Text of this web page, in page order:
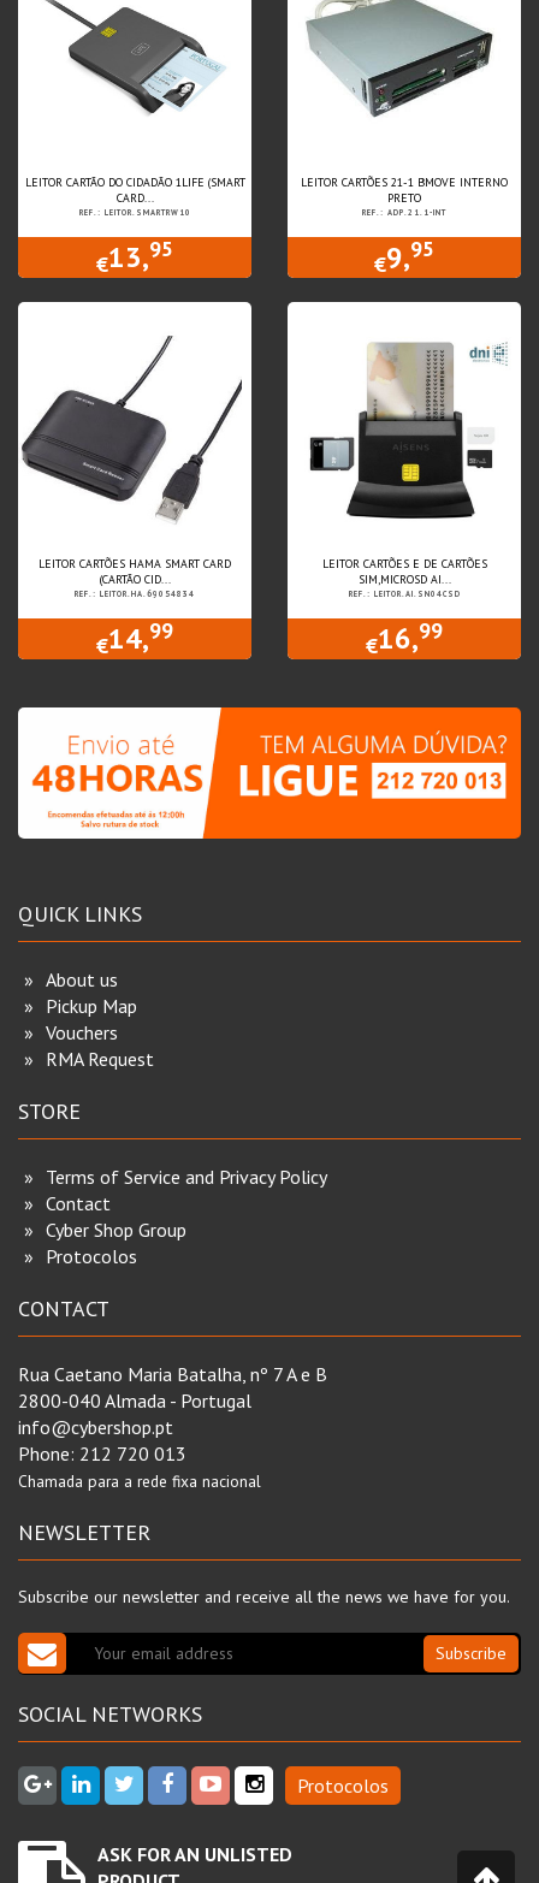
LEITOR CARTÃO DO CIDADÃO 1LIFE (SMART
CARD...
REF.: LEITOR.SMARTRW10
€13,95
LEITOR CARTÕES 21-1 BMOVE INTERNO
PRETO
REF.: ADP.21.1-INT
€9,95
LEITOR CARTÕES HAMA SMART CARD
(CARTÃO CID...
REF.: LEITOR.HA.69054834
€14,99
LEITOR CARTÕES E DE CARTÕES
SIM,MICROSD AI...
REF.: LEITOR.AI.SN04CSD
€16,99
QUICK LINKS
About us
Pickup Map
Vouchers
RMA Request
STORE
Terms of Service and Privacy Policy
Contact
Cyber Shop Group
Protocolos
CONTACT
Rua Caetano Maria Batalha, nº 7 A e B
2800-040 Almada - Portugal
info@cybershop.pt
Phone: 212 720 013
Chamada para a rede fixa nacional
NEWSLETTER
Subscribe our newsletter and receive all the news we have for you.
Subscribe
SOCIAL NETWORKS
Protocolos
ASK FOR AN UNLISTED